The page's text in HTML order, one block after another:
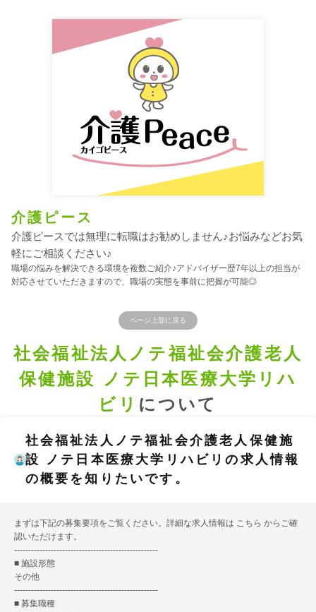
介護ピース
介護ピースでは無理に転職はお勧めしません♪お悩みなどお気
軽にご相談ください♪
職場の悩みを解決できる環境を複数ご紹介♪アドバイザー歴7年以上の担当が
対応させていただきますので、職場の実態を事前に把握が可能◎
ページ上部に戻る
社会福祉法人ノテ福祉会介護老人
保健施設 ノテ日本医療大学リハ
ビリ について
社会福祉法人ノテ福祉会介護老人保健施
設 ノテ日本医療大学リハビリの求人情報
の概要を知りたいです。
まずは下記の募集要項をご覧ください。詳細な求人情報は こちら からご確
認いただけます。
---------------------------------------------------
■ 施設形態
その他
---------------------------------------------------
■ 募集職種